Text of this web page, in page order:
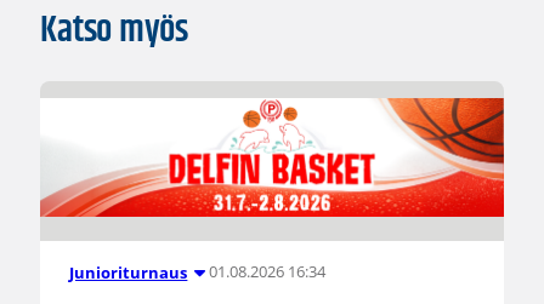
Katso myös
Junioriturnaus 01.08.2026 16:34